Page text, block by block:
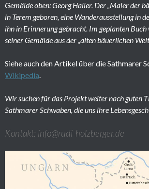
Gemälde oben: Georg Haller. Der „Maler der
in Terem geboren, eine Wanderausstellung in
ihn in Erinnerung gebracht. Im geplanten
seiner Gemälde aus der„alten bäuerlichen Welt
Siehe auch den Artikel über die Sathmarer
Wikipedia.
Wir suchen für das Projekt weiter nach guten
Sathmarer Schwaben, die uns ihre
Kontakt: info@rudi-holzberger.de